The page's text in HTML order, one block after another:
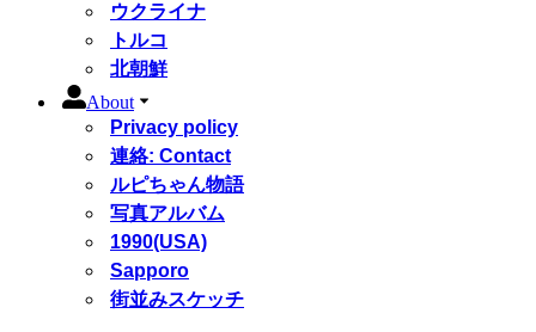
ウクライナ
トルコ
北朝鮮
About
Privacy policy
連絡: Contact
ルピちゃん物語
写真アルバム
1990(USA)
Sapporo
街並みスケッチ